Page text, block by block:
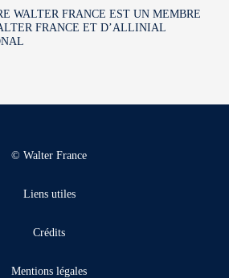
WALTER FRANCE EST UN MEMBRE
FRANCE ET D’ALLINIAL
© Walter France
Liens utiles
Crédits
Mentions légales